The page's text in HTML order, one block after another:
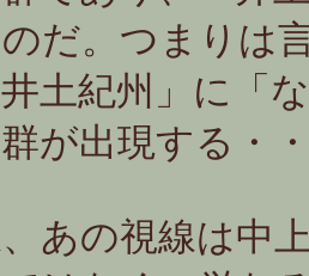
だ。つまりは
土紀州」に「
が出現する・
あの視線は中